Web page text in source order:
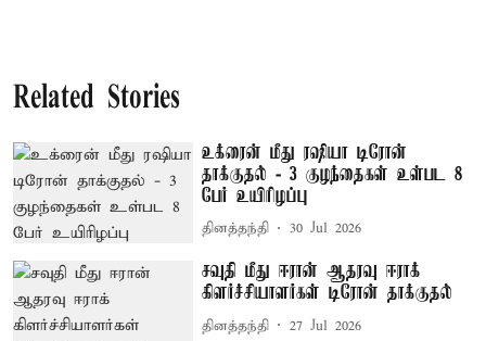
Related Stories
உக்ரைன் மீது ரஷியா டிரோன்
தாக்குதல் - 3 குழந்தைகள் உள்பட 8
பேர் உயிரிழப்பு
தினத்தந்தி 30 Jul 2026
சவுதி மீது ஈரான் ஆதரவு ஈராக்
கிளர்ச்சியாளர்கள் டிரோன் தாக்குதல்
தினத்தந்தி 27 Jul 2026